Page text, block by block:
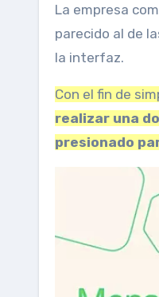
La empresa
parecido al de
la interfaz.
Con el fin de
realizar una
presionado